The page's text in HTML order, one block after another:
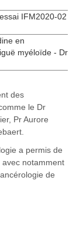
IFM2020-02
en
myéloïde - Dr
des
le Dr
Pr Aurore
a permis de
notamment
de